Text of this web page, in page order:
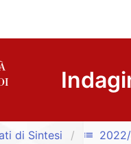
di Sintesi list